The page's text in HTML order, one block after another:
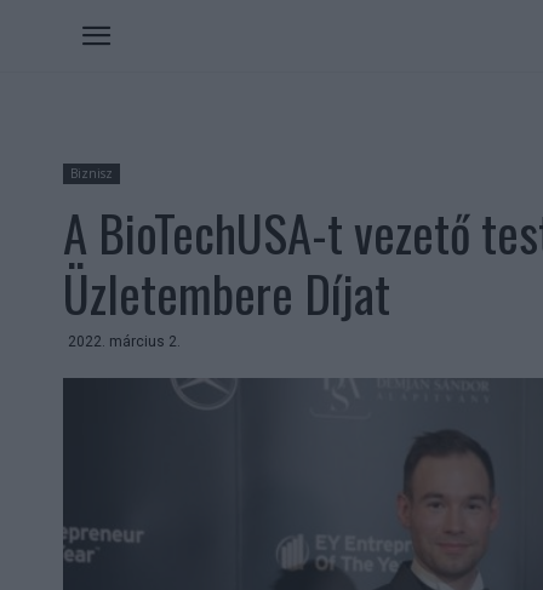
Biznisz
A BioTechUSA-t vezető
Üzletembere Díjat
2022. március 2.